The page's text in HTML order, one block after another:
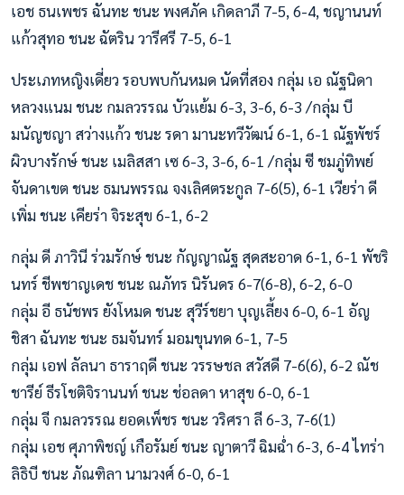
เอช ธนเพชร ฉันทะ ชนะ พงศภัค เกิดลาภี 7-5, 6-4, ชญานนท์
แก้วสุทอ ชนะ ฉัตริน วารีศรี 7-5, 6-1
ประเภทหญิงเดี่ยว รอบพบกันหมด นัดที่สอง กลุ่ม เอ ณัฐนิดา
หลวงแนม ชนะ กมลวรรณ บัวแย้ม 6-3, 3-6, 6-3 /กลุ่ม บี
มนัญชญา สว่างแก้ว ชนะ รดา มานะทวีวัฒน์ 6-1, 6-1 ณัฐพัชร์
ผิวบางรักษ์ ชนะ เมลิสสา เซ 6-3, 3-6, 6-1 /กลุ่ม ซี ชมภู่ทิพย์
จันดาเขต ชนะ ธมนพรรณ จงเลิศตระกูล 7-6(5), 6-1 เวียร่า ดี
เพิ่ม ชนะ เคียร่า จิระสุข 6-1, 6-2
กลุ่ม ดี ภาวินี ร่วมรักษ์ ชนะ กัญญาณัฐ สุดสะอาด 6-1, 6-1 พัชริ
นทร์ ชีพชาญเดช ชนะ ณภัทร นิรันดร 6-7(6-8), 6-2, 6-0
กลุ่ม อี ธนัชพร ยังโหมด ชนะ สุวีร์ชยา บุญเลี้ยง 6-0, 6-1 อัญ
ชิสา ฉันทะ ชนะ ธมจันทร์ มอมขุนทด 6-1, 7-5
กลุ่ม เอฟ ลัลนา ธาราฤดี ชนะ วรรษชล สวัสดี 7-6(6), 6-2 ณัช
ชารีย์ ธีรโชติจิรานนท์ ชนะ ช่อลดา หาสุข 6-0, 6-1
กลุ่ม จี กมลวรรณ ยอดเพ็ชร ชนะ วริศรา ลี 6-3, 7-6(1)
กลุ่ม เอช ศุภาพิชญ์ เกือรัมย์ ชนะ ญาตาวี ฉิมฉ่ำ 6-3, 6-4 ไทร่า
ลิธิบี ชนะ ภัณฑิลา นามวงศ์ 6-0, 6-1